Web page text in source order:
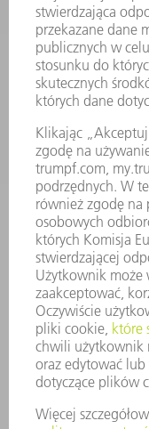
SMART FACTORY
OPROGRAMOWANIE
USŁUGI SERWISOWE
ZASTOSOWANIA
BRANŻE
FIRMA
OFERTY STANOWISK
PROFIL FIRMY
ZARZĄD
SPRAWOZDANIE Z
ZASADY BIZNESOWE
ZAPEWNIENIE
SYSTEM
BEZPIECZEŃSTWO
INFORMACJE
MAGAZYNY
ZRÓWNOWAŻONY
ŚRODOWISKO I
SPOŁECZEŃSTWO
KIEROWANIE